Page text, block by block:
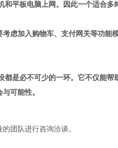
和平板电脑上网。因此一个适合多
虑加入购物车、支付网关等功能
是必不可少的一环。它不仅能帮
可能性。
团队进行咨询洽谈。